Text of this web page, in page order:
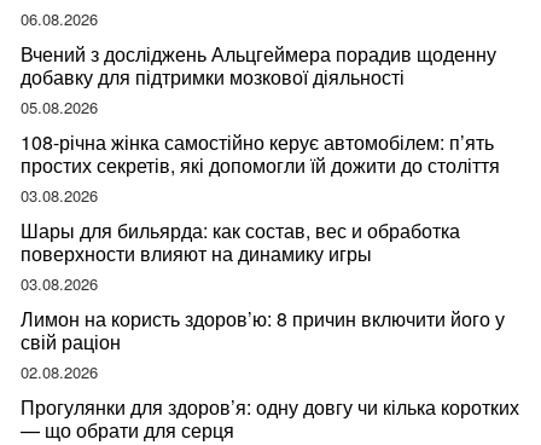
ваше здоров’я
06.08.2026
Вчений з досліджень Альцгеймера порадив щоденну
добавку для підтримки мозкової діяльності
05.08.2026
108-річна жінка самостійно керує автомобілем: п’ять
простих секретів, які допомогли їй дожити до століття
03.08.2026
Шары для бильярда: как состав, вес и обработка
поверхности влияют на динамику игры
03.08.2026
Лимон на користь здоров’ю: 8 причин включити його у
свій раціон
02.08.2026
Прогулянки для здоров’я: одну довгу чи кілька коротких
— що обрати для серця